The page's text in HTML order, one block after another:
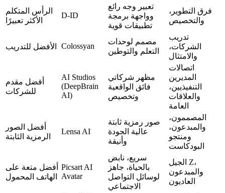
الرأس المتكلم
الأكثر تعبيرًا
D-ID
تعبير وجه رائع
وواجهة برمجة
تطبيقات قوية
فرق التطوير،
والتخصيص
الأفضل للتدريب Colossyan
مصمم لوحدات
التعلم والتوطين
تدريب
الشركات،
والامتثال
أفضل مقدم
للشركات
AI Studios
(DeepBrain
AI)
مظهر شركاتي
فائق الواقعية
وتخصيص
اتصالات
المديرين
التنفيذيين،
والعلاقات
العامة
أفضل الصور
الرمزية الثابتة
Lensa AI
صور رمزية ثابتة
عالية الجودة
وأنيقة
المصممون،
والمبدعون،
ومنتجو
البودكاست
أفضل متعة على
الهاتف المحمول
Picsart AI
Avatar
سريع، نابض
بالحياة، جاهز
لوسائل التواصل
الاجتماعي
الجيل Z،
والمبدعون
العاديون